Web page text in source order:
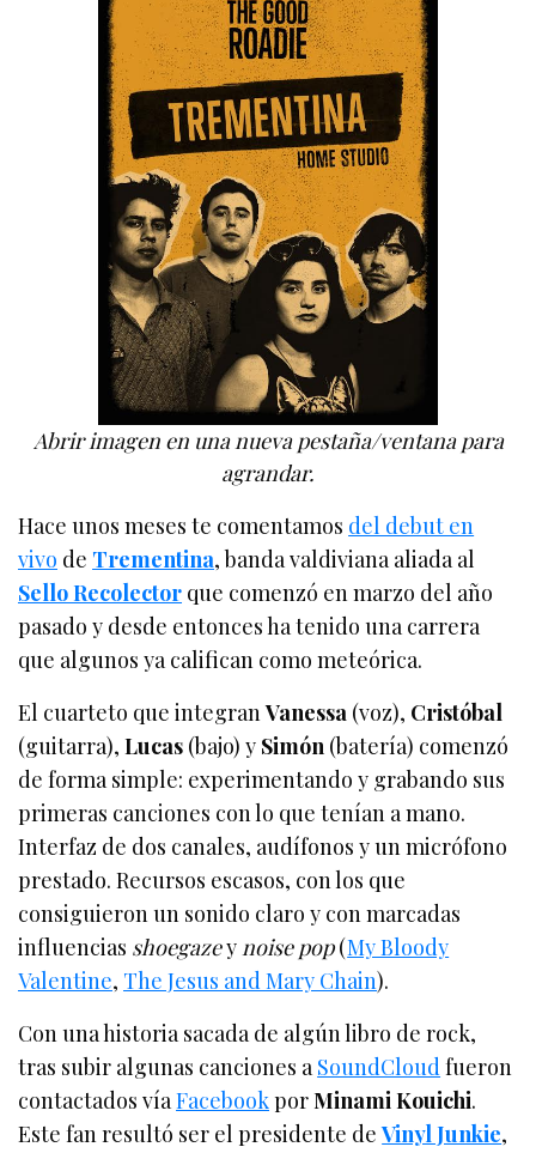
Abrir imagen en una nueva pestaña/ventana para
agrandar.
Hace unos meses te comentamos del debut en
vivo de Trementina, banda valdiviana aliada al
Sello Recolector que comenzó en marzo del año
pasado y desde entonces ha tenido una carrera
que algunos ya califican como meteórica.
El cuarteto que integranVanessa (voz), Cristóbal
(guitarra),Lucas (bajo) y Simón (batería) comenzó
de forma simple: experimentando y grabando sus
primeras canciones con lo que tenían a mano.
Interfaz de dos canales, audífonos y un micrófono
prestado. Recursos escasos, con los que
consiguieron un sonido claro y con marcadas
influencias shoegazeynoise pop(My Bloody
Valentine, The Jesus and Mary Chain).
Con una historia sacada de algún libro de rock,
tras subir algunas canciones aSoundCloudfueron
contactados víaFacebookporMinami Kouichi.
Este fan resultó ser el presidente deVinyl Junkie,